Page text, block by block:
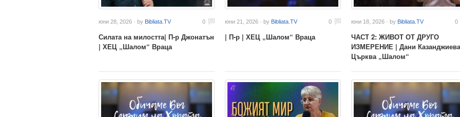
юни 28, 2026 · by Bibliata.TV 0
Силата на милостта| П-р Джонатън
| ХЕЦ „Шалом“ Враца
юни 21, 2026 · by Bibliata.TV 0
| П-р | ХЕЦ „Шалом“ Враца
юни 18, 2026 · by Bibliata.TV 0
ЧАСТ 2: ЖИВОТ ОТ ДРУГО
ИЗМЕРЕНИЕ | Дани
Църква „Шалом“